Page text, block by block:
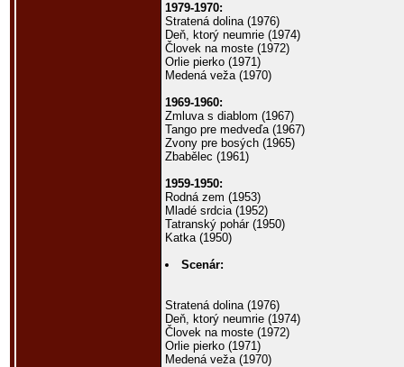
1979-1970:
Stratená dolina (1976)
Deň, ktorý neumrie (1974)
Človek na moste (1972)
Orlie pierko (1971)
Medená veža (1970)
1969-1960:
Zmluva s diablom (1967)
Tango pre medveďa (1967)
Zvony pre bosých (1965)
Zbabělec (1961)
1959-1950:
Rodná zem (1953)
Mladé srdcia (1952)
Tatranský pohár (1950)
Katka (1950)
Scenár:
Stratená dolina (1976)
Deň, ktorý neumrie (1974)
Človek na moste (1972)
Orlie pierko (1971)
Medená veža (1970)